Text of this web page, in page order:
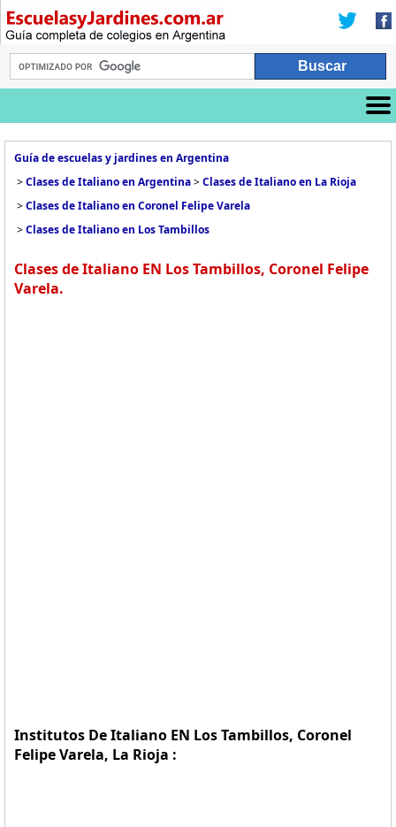
Guía de escuelas y jardines en Argentina
>Clases de Italiano en Argentina>Clases de Italiano en La Rioja
>Clases de Italiano en Coronel Felipe Varela
>Clases de Italiano en Los Tambillos
Clases de Italiano EN Los Tambillos, Coronel Felipe
Varela.
Institutos De Italiano EN Los Tambillos, Coronel
Felipe Varela, La Rioja :